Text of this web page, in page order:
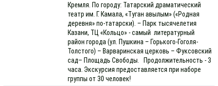
Кремля. По городу: Татарский драматический
театр им. Г. Камала, «Туган авылым» («Родная
деревня» по-татарски). – Парк тысячелетия
Казани, ТЦ «Кольцо» - самый литературный
район города (ул. Пушкина – Горького-Гоголя-
Толстого) – Варваринская церковь – Фуксовский
сад– Площадь Свободы. Продолжительность - 3
часа. Экскурсия предоставляется при наборе
группы от 30 человек!